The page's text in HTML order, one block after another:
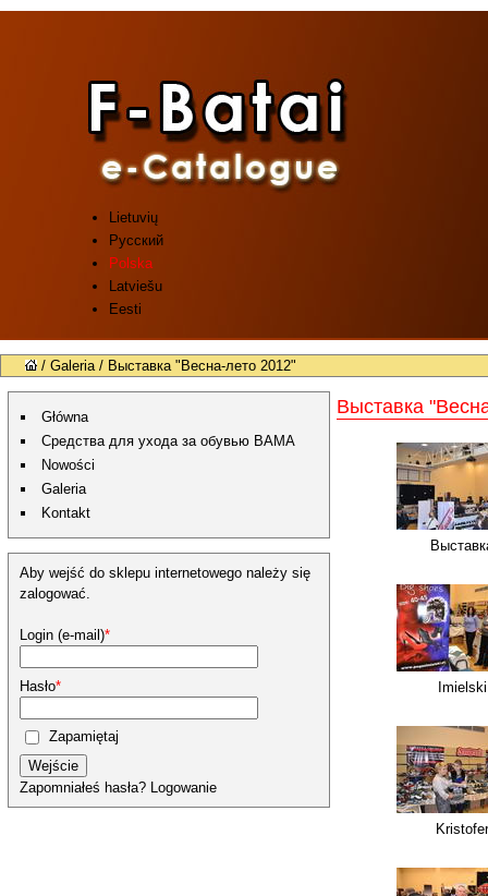
Lietuvių
Русский
Polska
Latviešu
Eesti
/ Galeria/ Выставка "Весна-лето 2012"
Выставка
Imielski
Kristofer
Główna
Средства для ухода за обувью BAMA
Nowości
Galeria
Kontakt
Aby wejść do sklepu internetowego należy się
zalogować.
Login (e-mail)*
Hasło*
Zapamiętaj
Wejście
Zapomniałeś hasła? Logowanie